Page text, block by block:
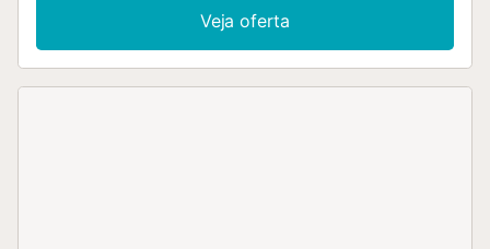
que possui uma grande piscina exterior. A piscina também
pode ser aquecida durante os meses de inverno mediante
uma taxa adicional. No exterior, tem um amplo terraço
Veja oferta